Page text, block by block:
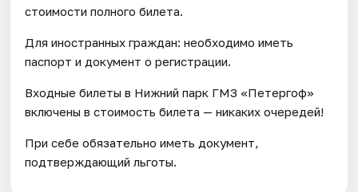
стоимости полного билета.
Для иностранных граждан: необходимо иметь
паспорт и документ о регистрации.
Входные билеты в Нижний парк ГМЗ «Петергоф»
включены в стоимость билета — никаких очередей!
При себе обязательно иметь документ,
подтверждающий льготы.